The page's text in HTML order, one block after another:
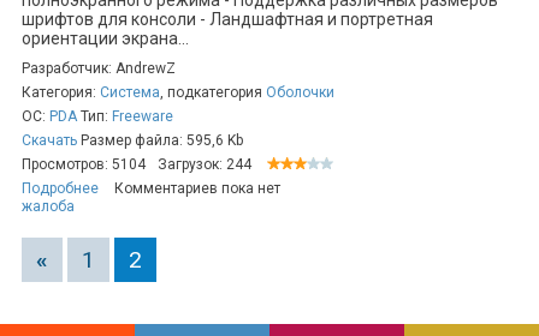
шрифтов для консоли - Ландшафтная и портретная
ориентации экрана...
Разработчик: AndrewZ
Категория: Система, подкатегория Оболочки
ОС: PDAТип: Freeware
Скачать Размер файла: 595,6 Kb
Просмотров: 5104
Загрузок: 244
Подробнее
Комментариев пока нет
жалоба
« 1 2